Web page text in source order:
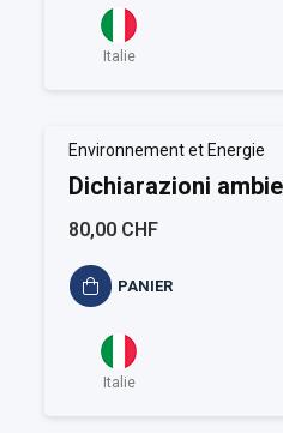
Italie
Environnement et Energie
Dichiarazioni
ISO 14020-14021-
80,00 CHF
PANIER
Italie